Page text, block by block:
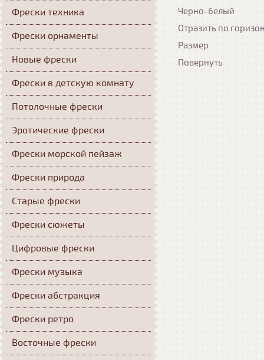
Черно-белый
Отразить по
Размер
Повернуть
Фрески техника
Фрески орнаменты
Новые фрески
Фрески в детскую комнату
Потолочные фрески
Эротические фрески
Фрески морской пейзаж
Фрески природа
Старые фрески
Фрески сюжеты
Цифровые фрески
Фрески музыка
Фрески абстракция
Фрески ретро
Восточные фрески